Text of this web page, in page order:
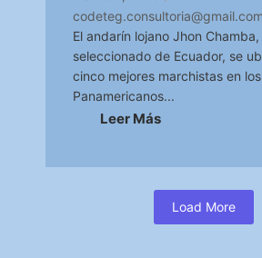
codeteg.consultoria@gmail.com
El andarín lojano Jhon Chamba,
seleccionado de Ecuador, se
cinco mejores marchistas en
Panamericanos...
Leer Más
Load More